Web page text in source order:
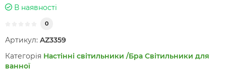
В наявності
0
Артикул: AZ3359
Категорія Настінні світильники /Бра Світильники для
ванної